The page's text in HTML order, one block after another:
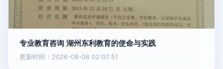
专业教育咨询 湖州东利教育的使命与实践
更新时间：2026-08-06 02:07:51